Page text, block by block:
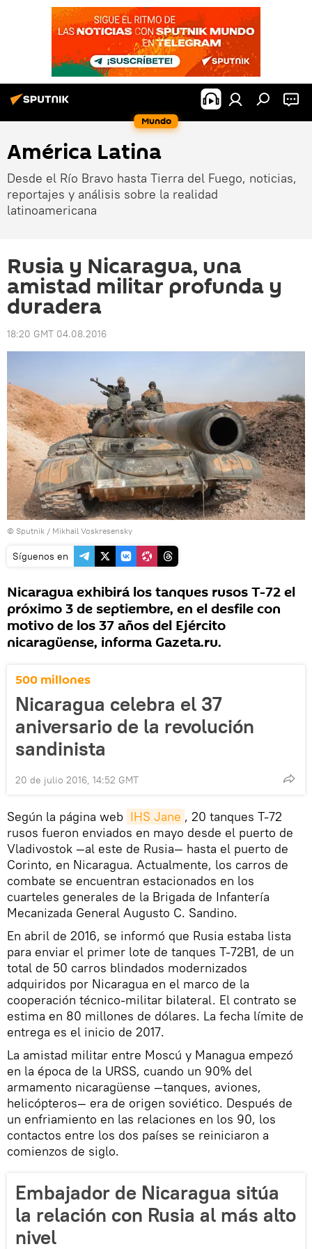
Mundo
América Latina
Desde el Río Bravo hasta Tierra del Fuego, noticias,
reportajes y análisis sobre la realidad
latinoamericana
Rusia y Nicaragua, una
amistad militar profunda y
duradera
18:20 GMT 04.08.2016
© Sputnik / Mikhail Voskresensky
Síguenos en
Nicaragua exhibirá los tanques rusos T-72 el
próximo 3 de septiembre, en el desfile con
motivo de los 37 años del Ejército
nicaragüense, informa Gazeta.ru.
500 millones
Nicaragua celebra el 37
aniversario de la revolución
sandinista
20 de julio 2016, 14:52 GMT
Según la página web IHS Jane , 20 tanques T-72
rusos fueron enviados en mayo desde el puerto de
Vladivostok —al este de Rusia— hasta el puerto de
Corinto, en Nicaragua. Actualmente, los carros de
combate se encuentran estacionados en los
cuarteles generales de la Brigada de Infantería
Mecanizada General Augusto C. Sandino.
En abril de 2016, se informó que Rusia estaba lista
para enviar el primer lote de tanques T-72B1, de un
total de 50 carros blindados modernizados
adquiridos por Nicaragua en el marco de la
cooperación técnico-militar bilateral. El contrato se
estima en 80 millones de dólares. La fecha límite de
entrega es el inicio de 2017.
La amistad militar entre Moscú y Managua empezó
en la época de la URSS, cuando un 90% del
armamento nicaragüense —tanques, aviones,
helicópteros— era de origen soviético. Después de
un enfriamiento en las relaciones en los 90, los
contactos entre los dos países se reiniciaron a
comienzos de siglo.
Embajador de Nicaragua sitúa
la relación con Rusia al más alto
nivel